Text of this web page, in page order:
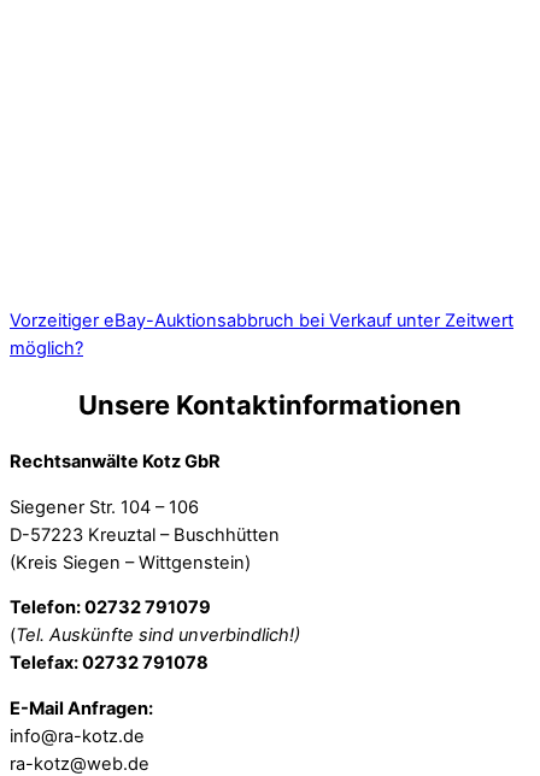
Vorzeitiger eBay-Auktionsabbruch bei Verkauf unter Zeitwert
möglich?
Unsere Kontaktinformationen
Rechtsanwälte Kotz GbR
Siegener Str. 104 – 106
D-57223 Kreuztal – Buschhütten
(Kreis Siegen – Wittgenstein)
Telefon: 02732 791079
(Tel. Auskünfte sind unverbindlich!)
Telefax: 02732 791078
E-Mail Anfragen:
info@ra-kotz.de
ra-kotz@web.de